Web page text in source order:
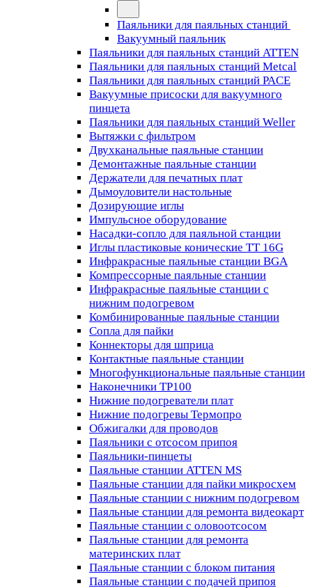
Паяльники для паяльных станций
Вакуумный паяльник
Паяльники для паяльных станций ATTEN
Паяльники для паяльных станций Metcal
Паяльники для паяльных станций PACE
Вакуумные присоски для вакуумного
пинцета
Паяльники для паяльных станций Weller
Вытяжки с фильтром
Двухканальные паяльные станции
Демонтажные паяльные станции
Держатели для печатных плат
Дымоуловители настольные
Дозирующие иглы
Импульсное оборудование
Насадки-сопло для паяльной станции
Иглы пластиковые конические TT 16G
Инфракрасные паяльные станции BGA
Компрессорные паяльные станции
Инфракрасные паяльные станции с
нижним подогревом
Комбинированные паяльные станции
Сопла для пайки
Коннекторы для шприца
Контактные паяльные станции
Многофункциональные паяльные станции
Наконечники TP100
Нижние подогреватели плат
Нижние подогревы Термопро
Обжигалки для проводов
Паяльники с отсосом припоя
Паяльники-пинцеты
Паяльные станции ATTEN MS
Паяльные станции для пайки микросхем
Паяльные станции с нижним подогревом
Паяльные станции для ремонта видеокарт
Паяльные станции с оловоотсосом
Паяльные станции для ремонта
материнских плат
Паяльные станции с блоком питания
Паяльные станции с подачей припоя